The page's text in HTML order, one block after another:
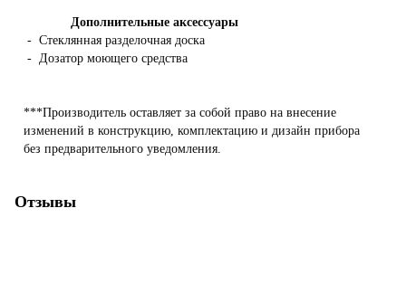
Дополнительные аксессуары
- Стеклянная разделочная доска
- Дозатор моющего средства
***Производитель оставляет за собой право на внесение
изменений в конструкцию, комплектацию и дизайн прибора
без предварительного уведомления.
Отзывы